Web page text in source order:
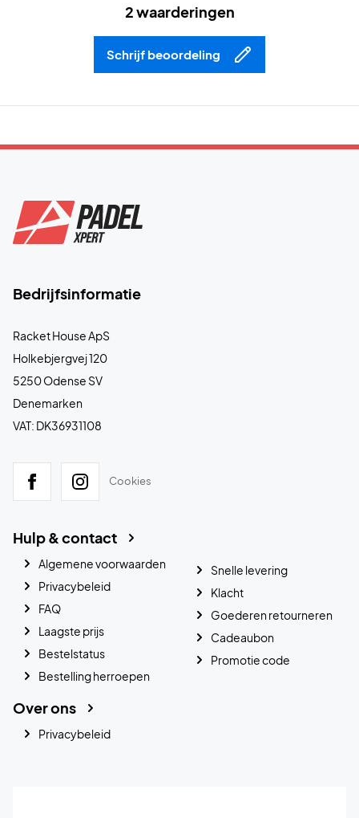
2 waarderingen
Schrijf beoordeling
Bedrijfsinformatie
Racket House ApS
Holkebjergvej 120
5250 Odense SV
Denemarken
VAT: DK36931108
Cookies
Hulp & contact
Algemene voorwaarden
Privacybeleid
FAQ
Laagste prijs
Bestelstatus
Bestelling herroepen
Snelle levering
Klacht
Goederen retourneren
Cadeaubon
Promotie code
Over ons
Privacybeleid